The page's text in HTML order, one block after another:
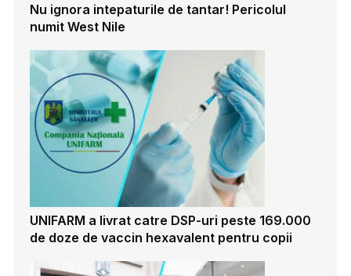
Nu ignora intepaturile de tantar! Pericolul
numit West Nile
UNIFARM a livrat catre DSP-uri peste 169.000
de doze de vaccin hexavalent pentru copii